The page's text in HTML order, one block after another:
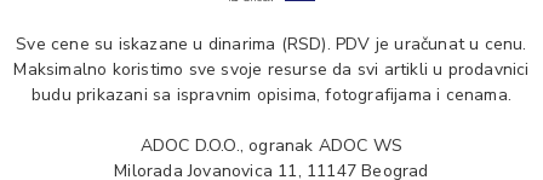
Sve cene su iskazane u dinarima (RSD). PDV je uračunat u cenu.
Maksimalno koristimo sve svoje resurse da svi artikli u prodavnici
budu prikazani sa ispravnim opisima, fotografijama i cenama.
ADOC D.O.O., ogranak ADOC WS
Milorada Jovanovica 11, 11147 Beograd